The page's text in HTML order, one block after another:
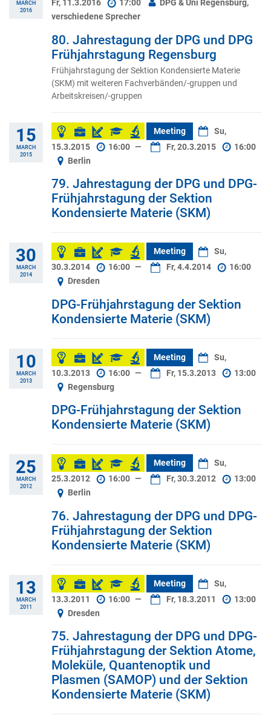
MARCH
2016
Fr, 11.3.2016
17:00
DPG & Uni Regensburg,
verschiedene Sprecher
80. Jahrestagung der DPG und DPG
Frühjahrstagung Regensburg
Frühjahrstagung der Sektion Kondensierte Materie
(SKM) mit weiteren Fachverbänden/-gruppen und
Arbeitskreisen/-gruppen
15
MARCH
2015
Meeting
Su,
15.3.2015
16:00 — Fr, 20.3.2015
16:00
Berlin
79. Jahrestagung der DPG und DPG-
Frühjahrstagung der Sektion
Kondensierte Materie (SKM)
30
MARCH
2014
Meeting
Su,
30.3.2014
16:00 — Fr, 4.4.2014
16:00
Dresden
DPG-Frühjahrstagung der Sektion
Kondensierte Materie (SKM)
10
MARCH
2013
Meeting
Su,
10.3.2013
16:00 — Fr, 15.3.2013
13:00
Regensburg
DPG-Frühjahrstagung der Sektion
Kondensierte Materie (SKM)
25
MARCH
2012
Meeting
Su,
25.3.2012
16:00 — Fr, 30.3.2012
13:00
Berlin
76. Jahrestagung der DPG und DPG-
Frühjahrstagung der Sektion
Kondensierte Materie (SKM)
13
MARCH
2011
Meeting
Su,
13.3.2011
16:00 — Fr, 18.3.2011
13:00
Dresden
75. Jahrestagung der DPG und DPG-
Frühjahrstagung der Sektion Atome,
Moleküle, Quantenoptik und
Plasmen (SAMOP) und der Sektion
Kondensierte Materie (SKM)